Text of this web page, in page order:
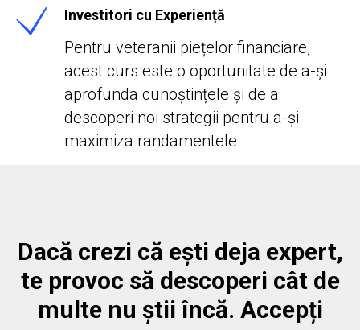
Investitori cu Experiență
Pentru veteranii piețelor financiare,
acest curs este o oportunitate de a-și
aprofunda cunoștințele și de a
descoperi noi strategii pentru a-și
maximiza randamentele.
Dacă crezi că ești deja expert,
te provoc să descoperi cât de
multe nu știi încă. Accepți